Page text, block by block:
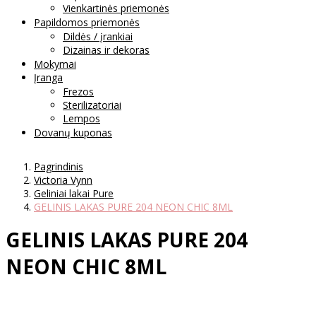
Vienkartinės priemonės
Papildomos priemonės
Dildės / įrankiai
Dizainas ir dekoras
Mokymai
Įranga
Frezos
Sterilizatoriai
Lempos
Dovanų kuponas
Pagrindinis
Victoria Vynn
Geliniai lakai Pure
GELINIS LAKAS PURE 204 NEON CHIC 8ML
GELINIS LAKAS PURE 204
NEON CHIC 8ML